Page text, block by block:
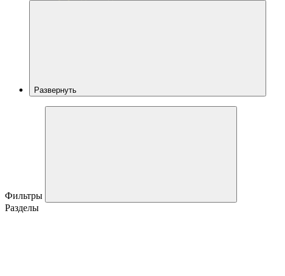
Развернуть
Фильтры
Разделы